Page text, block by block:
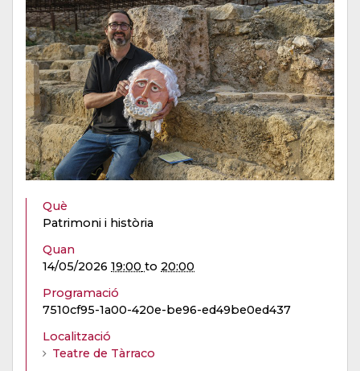
Què
Patrimoni i història
Quan
14/05/2026 19:00 to 20:00
Programació
7510cf95-1a00-420e-be96-ed49be0ed437
Localització
Teatre de Tàrraco